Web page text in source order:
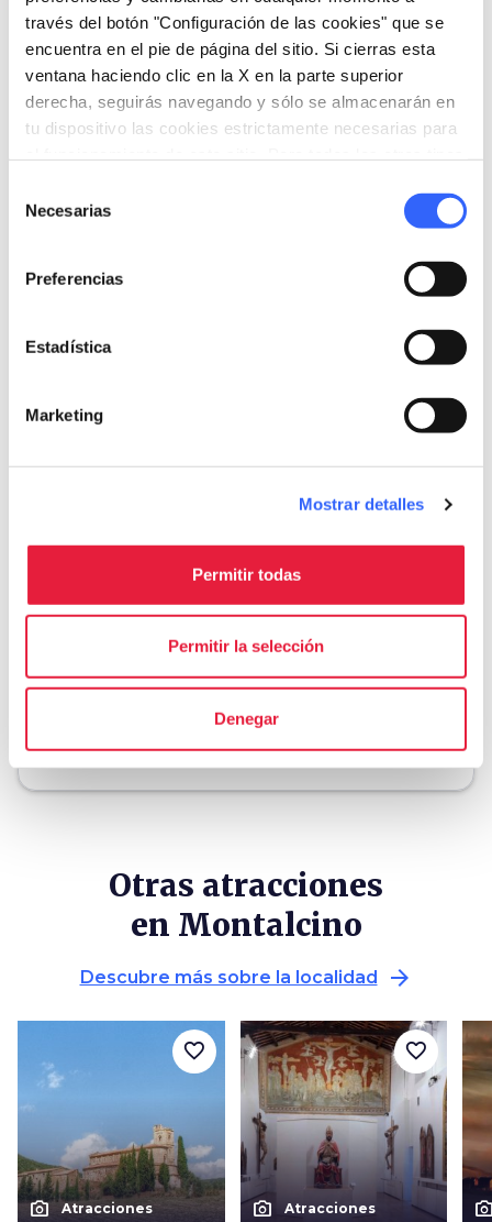
través del botón "Configuración de las cookies" que se
encuentra en el pie de página del sitio. Si cierras esta
ventana haciendo clic en la X en la parte superior
derecha, seguirás navegando y sólo se almacenarán en
tu dispositivo las cookies estrictamente necesarias para
Necesarias
Preferencias
Estadística
Marketing
Mostrar detalles
Permitir todas
Permitir la selección
Denegar
SP14, 53024 Montalcino SI, Italia
holiday_village Paquetes y estancias chevron_right
Guías y mapas
Otras atracciones
en Montalcino
Descubre más sobre la localidad arrow_forward
photo_camera Atracciones
favorite_border
photo_camera Atracciones
favorite_border